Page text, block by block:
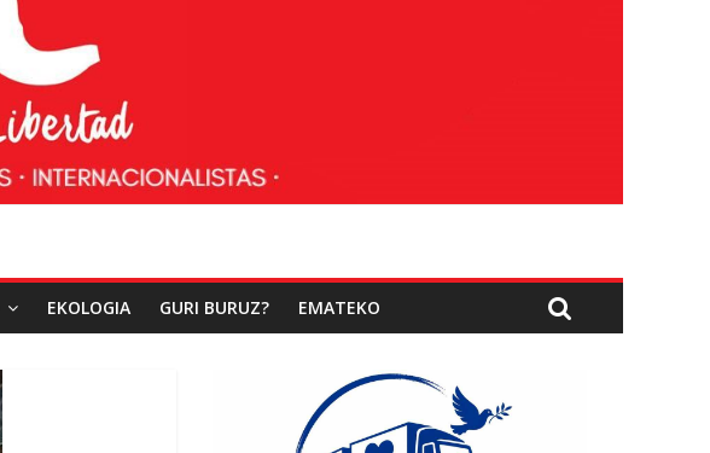
EKOLOGIA GURI BURUZ? EMATEKO